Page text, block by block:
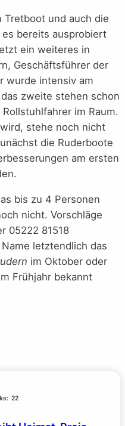
Tretboot und auch die
bereits ausprobiert
ein weiteres in
Geschäftsführer der
wurde intensiv am
zweite stehen schon
im Raum.
stehe noch nicht
die Ruderboote
am ersten
bis zu 4 Personen
nicht. Vorschläge
05222 81518
letztendlich das
im Oktober oder
Frühjahr bekannt
22